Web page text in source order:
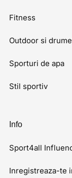
Fitness
Outdoor si
Sporturi de apa
Stil sportiv
Info
Sport4all
Inregistreaza-te